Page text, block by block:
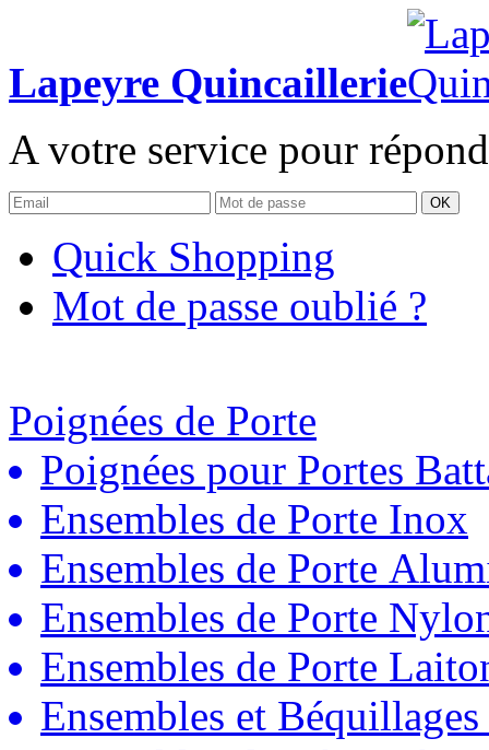
Lapeyre Quincaillerie
A votre service pour
OK
Quick Shopping
Mot de passe oublié ?
Poignées de Porte
Poignées pour Portes
Ensembles de Porte Inox
Ensembles de Porte
Ensembles de Porte
Ensembles de Porte
Ensembles et